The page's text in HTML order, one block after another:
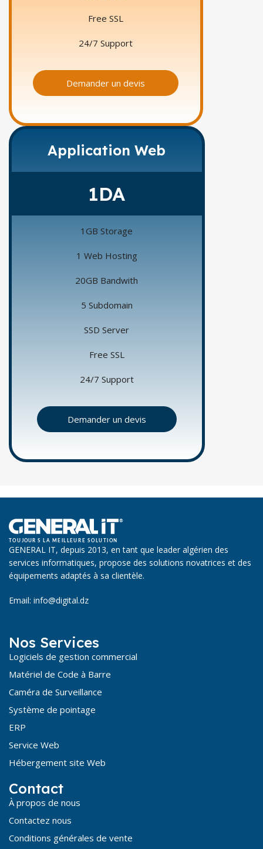
Free SSL
24/7 Support
Demander un devis
Application Web
1DA
1GB Storage
1 Web Hosting
20GB Bandwith
5 Subdomain
SSD Server
Free SSL
24/7 Support
Demander un devis
GENERAL IT, depuis 2013, en tant que leader algérien des
services informatiques, propose des solutions novatrices et des
équipements adaptés à sa clientèle.
Email: info@digital.dz
Nos Services
Logiciels de gestion commercial
Matériel de Code à Barre
Caméra de Surveillance
Système de pointage
ERP
Service Web
Hébergement site Web
Contact
À propos de nous
Contactez nous
Conditions générales de vente